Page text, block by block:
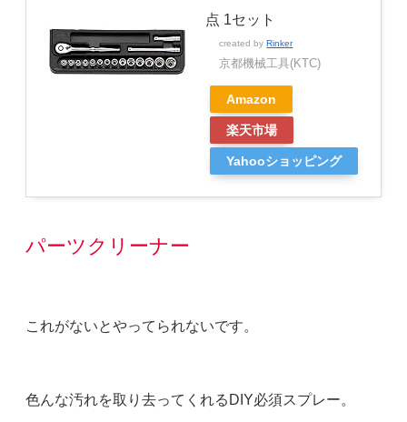
点 1セット
created byRinker
京都機械工具(KTC)
Amazon
楽天市場
Yahooショッピング
パーツクリーナー
これがないとやってられないです。
色んな汚れを取り去ってくれるDIY必須スプレー。